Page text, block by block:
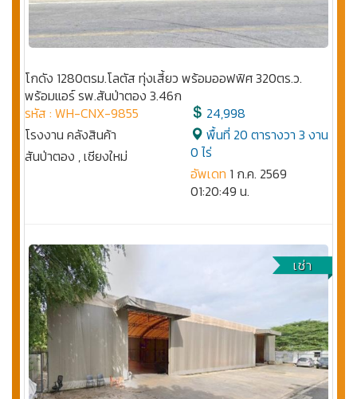
โกดัง 1280ตรม.โลตัส ทุ่งเสี้ยว พร้อมออฟฟิศ 320ตร.ว.
พร้อมแอร์ รพ.สันป่าตอง 3.46ก
รหัส : WH-CNX-9855
โรงงาน คลังสินค้า
สันป่าตอง , เชียงใหม่
24,998
พื้นที่ 20 ตารางวา 3 งาน
0 ไร่
อัพเดท 1 ก.ค. 2569
01:20:49 น.
เช่า